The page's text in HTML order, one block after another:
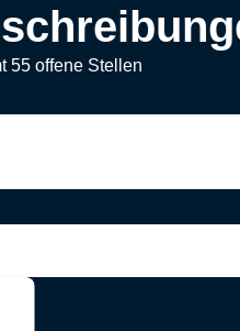
55 offene Stellen